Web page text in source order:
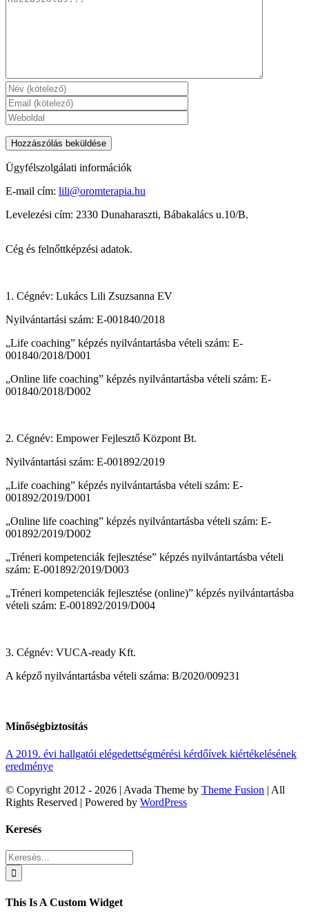
Ügyfélszolgálati információk
E-mail cím: lili@oromterapia.hu
Levelezési cím: 2330 Dunaharaszti, Bábakalács u.10/B.
Cég és felnőttképzési adatok.
1. Cégnév: Lukács Lili Zsuzsanna EV
Nyilvántartási szám: E-001840/2018
„Life coaching” képzés nyilvántartásba vételi szám: E-
001840/2018/D001
„Online life coaching” képzés nyilvántartásba vételi szám: E-
001840/2018/D002
2. Cégnév: Empower Fejlesztő Központ Bt.
Nyilvántartási szám: E-001892/2019
„Life coaching” képzés nyilvántartásba vételi szám: E-
001892/2019/D001
„Online life coaching” képzés nyilvántartásba vételi szám: E-
001892/2019/D002
„Tréneri kompetenciák fejlesztése” képzés nyilvántartásba vételi
szám: E-001892/2019/D003
„Tréneri kompetenciák fejlesztése (online)” képzés nyilvántartásba
vételi szám: E-001892/2019/D004
3. Cégnév: VUCA-ready Kft.
A képző nyilvántartásba vételi száma: B/2020/009231
Minőségbiztosítás
A 2019. évi hallgatói elégedettségmérési kérdőívek kiértékelésének
eredménye
© Copyright 2012 - 2026 | Avada Theme by Theme Fusion | All
Rights Reserved | Powered by WordPress
Toggle
Bar
Area
Keresés
Keresés...
This Is A Custom Widget